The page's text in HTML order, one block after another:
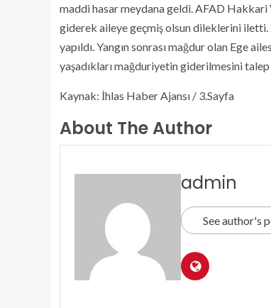
maddi hasar meydana geldi. AFAD
giderek aileye geçmiş olsun dileklerini iletti.
yapıldı. Yangın sonrası mağdur olan Ege
yaşadıkları mağduriyetin giderilmesini
Kaynak: İhlas Haber Ajansı / 3.Sayfa
About The Author
admin
See author's